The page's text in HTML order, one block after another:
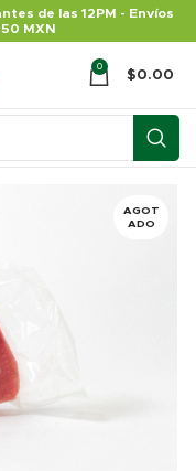
de las 12PM - Envíos
MXN
0
$0.00
AGOT
ADO